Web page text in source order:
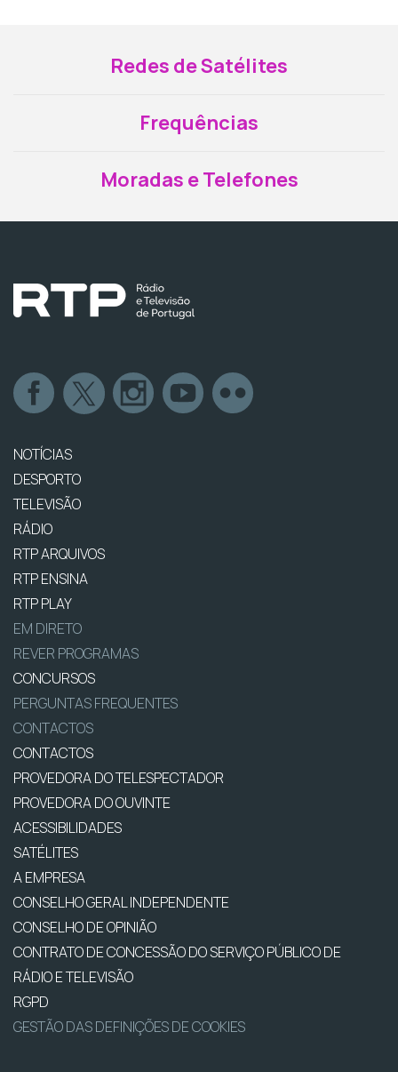
Redes de Satélites
Frequências
Moradas e Telefones
NOTÍCIAS
DESPORTO
TELEVISÃO
RÁDIO
RTP ARQUIVOS
RTP ENSINA
RTP PLAY
EM DIRETO
REVER PROGRAMAS
CONCURSOS
PERGUNTAS FREQUENTES
CONTACTOS
CONTACTOS
PROVEDORA DO TELESPECTADOR
PROVEDORA DO OUVINTE
ACESSIBILIDADES
SATÉLITES
A EMPRESA
CONSELHO GERAL INDEPENDENTE
CONSELHO DE OPINIÃO
CONTRATO DE CONCESSÃO DO SERVIÇO PÚBLICO DE
RÁDIO E TELEVISÃO
RGPD
GESTÃO DAS DEFINIÇÕES DE COOKIES